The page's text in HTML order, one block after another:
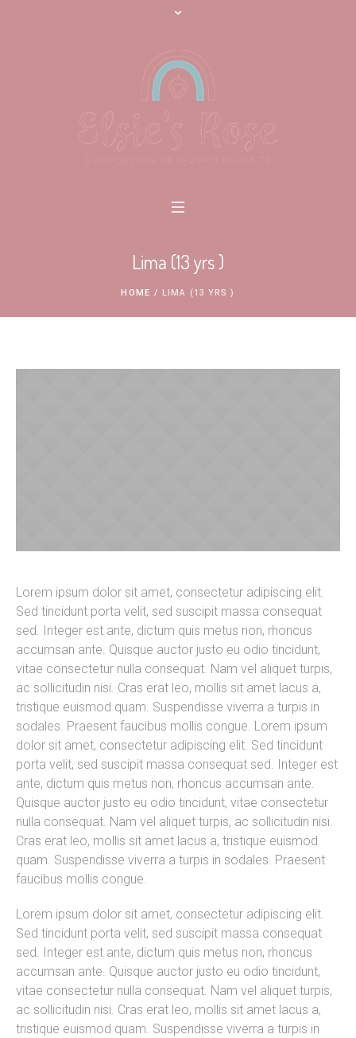
Lima (13 yrs )
HOME / LIMA (13 YRS )
Lorem ipsum dolor sit amet, consectetur adipiscing elit.
Sed tincidunt porta velit, sed suscipit massa consequat
sed. Integer est ante, dictum quis metus non, rhoncus
accumsan ante. Quisque auctor justo eu odio tincidunt,
vitae consectetur nulla consequat. Nam vel aliquet turpis,
ac sollicitudin nisi. Cras erat leo, mollis sit amet lacus a,
tristique euismod quam. Suspendisse viverra a turpis in
sodales. Praesent faucibus mollis congue. Lorem ipsum
dolor sit amet, consectetur adipiscing elit. Sed tincidunt
porta velit, sed suscipit massa consequat sed. Integer est
ante, dictum quis metus non, rhoncus accumsan ante.
Quisque auctor justo eu odio tincidunt, vitae consectetur
nulla consequat. Nam vel aliquet turpis, ac sollicitudin nisi.
Cras erat leo, mollis sit amet lacus a, tristique euismod
quam. Suspendisse viverra a turpis in sodales. Praesent
faucibus mollis congue.
Lorem ipsum dolor sit amet, consectetur adipiscing elit.
Sed tincidunt porta velit, sed suscipit massa consequat
sed. Integer est ante, dictum quis metus non, rhoncus
accumsan ante. Quisque auctor justo eu odio tincidunt,
vitae consectetur nulla consequat. Nam vel aliquet turpis,
ac sollicitudin nisi. Cras erat leo, mollis sit amet lacus a,
tristique euismod quam. Suspendisse viverra a turpis in